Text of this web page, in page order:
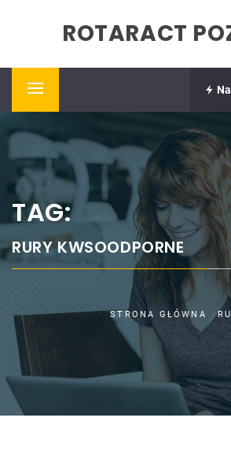
ROTARACT
Primary
TAG:
RURY KWSOODPORNE
STRONA GŁÓWNA